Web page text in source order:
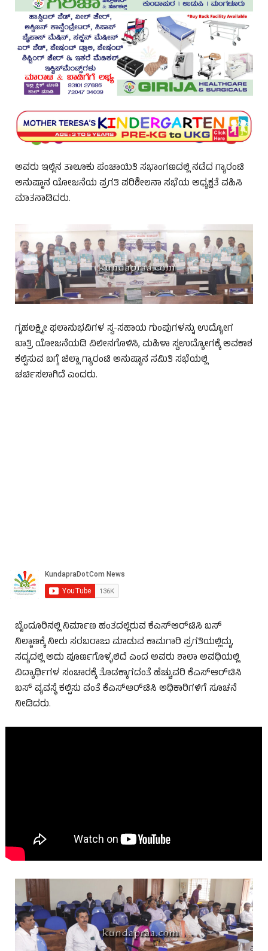
ಅವರು ಇಲ್ಲಿನ ತಾಲೂಕು ಪಂಚಾಯಿತಿ ಸಭಾಂಗಣದಲ್ಲಿ ನಡೆದ ಗ್ಯಾರಂಟಿ
ಅನುಷ್ಠಾನ ಯೋಜನೆಯ ಪ್ರಗತಿ ಪರಿಶೀಲನಾ ಸಭೆಯ ಅಧ್ಯಕ್ಷತೆ ವಹಿಸಿ
ಮಾತನಾಡಿದರು.
ಗೃಹಲಕ್ಷ್ಮೀ ಫಲಾನುಭವಿಗಳ ಸ್ವ-ಸಹಾಯ ಗುಂಪುಗಳನ್ನು ಉದ್ಯೋಗ
ಖಾತ್ರಿ ಯೋಜನೆಯಡಿ ವಿಲೀನಗೊಳಿಸಿ, ಮಹಿಳಾ ಸ್ವಉದ್ಯೋಗಕ್ಕೆ ಅವಕಾಶ
ಕಲ್ಪಿಸುವ ಬಗ್ಗೆ ಜಿಲ್ಲಾ ಗ್ಯಾರಂಟಿ ಅನುಷ್ಠಾನ ಸಮಿತಿ ಸಭೆಯಲ್ಲಿ
ಚರ್ಚಿಸಲಾಗಿದೆ ಎಂದರು.
ಬೈಂದೂರಿನಲ್ಲಿ ನಿರ್ಮಾಣ ಹಂತದಲ್ಲಿರುವ ಕೆಎಸ್‌ಆರ್‌ಟಿಸಿ ಬಸ್
ನಿಲ್ದಾಣಕ್ಕೆ ನೀರು ಸರಬರಾಜು ಮಾಡುವ ಕಾಮಗಾರಿ ಪ್ರಗತಿಯಲ್ಲಿದ್ದು,
ಸದ್ಯದಲ್ಲಿ ಅದು ಪೂರ್ಣಗೊಳ್ಳಲಿದೆ ಎಂದ ಅವರು ಶಾಲಾ ಅವಧಿಯಲ್ಲಿ
ವಿದ್ಯಾರ್ಥಿಗಳ ಸಂಚಾರಕ್ಕೆ ತೊಡಕ್ಕಾಗದಂತೆ ಹೆಚ್ಚುವರಿ ಕೆಎಸ್‌ಆರ್‌ಟಿಸಿ
ಬಸ್ ವ್ಯವಸ್ಥೆ ಕಲ್ಪಿಸು ವಂತೆ ಕೆಎಸ್‌ಆರ್‌ಟಿಸಿ ಅಧಿಕಾರಿಗಳಿಗೆ ಸೂಚನೆ
ನೀಡಿದರು.